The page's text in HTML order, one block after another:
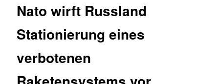
Nato wirft Russland
Stationierung eines
verbotenen